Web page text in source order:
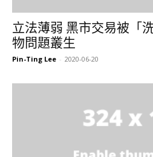
立法薄弱 黑市交易被「
物問題叢生
Pin-Ting Lee - 2020-06-20